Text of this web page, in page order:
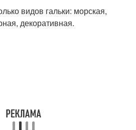
Галька на полу
видов гальки: морская,
декоративная.